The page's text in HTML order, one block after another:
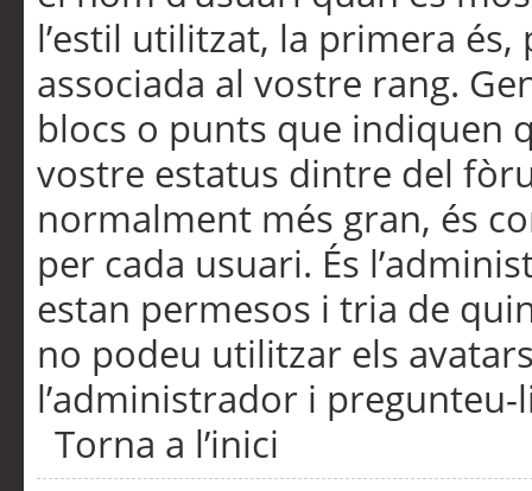
l’estil utilitzat, la primera
associada al vostre rang.
blocs o punts que indiquen
vostre estatus dintre del
normalment més gran, és
per cada usuari. És
estan permesos i tria de
no podeu utilitzar els
l’administrador i pregunteu-
Torna a l’inici